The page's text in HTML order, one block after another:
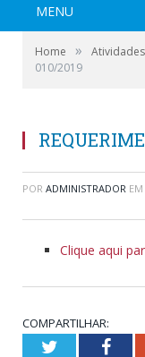
MENU
Home »
010/2019
POR ADMINISTRADOR EM
Clique aqui
COMPARTILHAR:
Twitter